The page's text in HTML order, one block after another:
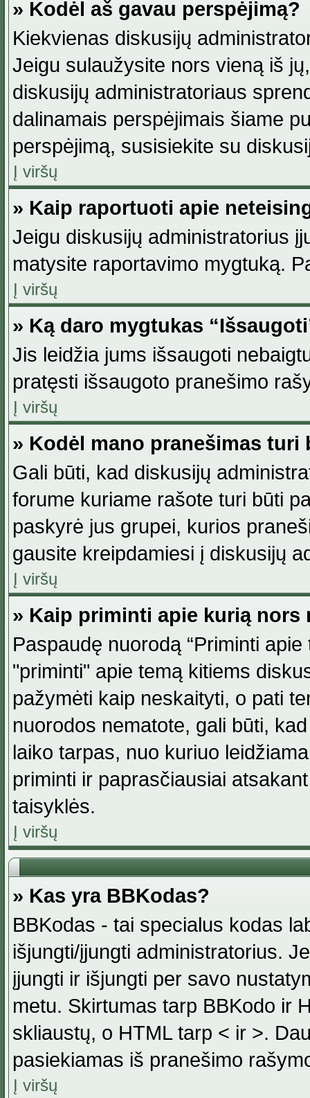
» Kodėl aš gavau perspėjimą?
Kiekvienas diskusijų
Jeigu sulaužysite nors vieną iš
diskusijų administratoriaus
dalinamais perspėjimais šiame
perspėjimą, susisiekite su
Į viršų
» Kaip raportuoti apie
Jeigu diskusijų administratorius
matysite raportavimo mygtuką.
Į viršų
» Ką daro mygtukas
Jis leidžia jums išsaugoti
pratęsti išsaugoto pranešimo
Į viršų
» Kodėl mano pranešimas
Gali būti, kad diskusijų
forume kuriame rašote turi būti
paskyrė jus grupei, kurios
gausite kreipdamiesi į diskusijų
Į viršų
» Kaip priminti apie kurią nors
Paspaudę nuorodą “Priminti
"priminti" apie temą kitiems
pažymėti kaip neskaityti, o pati
nuorodos nematote, gali būti,
laiko tarpas, nuo kuriuo
priminti ir paprasčiausiai
taisyklės.
Į viršų
» Kas yra BBKodas?
BBKodas - tai specialus kodas
išjungti/įjungti administratorius.
įjungti ir išjungti per savo
metu. Skirtumas tarp BBKodo ir
skliaustų, o HTML tarp < ir >.
pasiekiamas iš pranešimo
Į viršų